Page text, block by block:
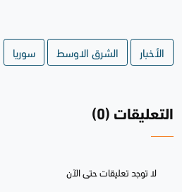
الأخبار الشرق الاوسط سوريا
التعليقات (0)
لا توجد تعليقات حتى الآن